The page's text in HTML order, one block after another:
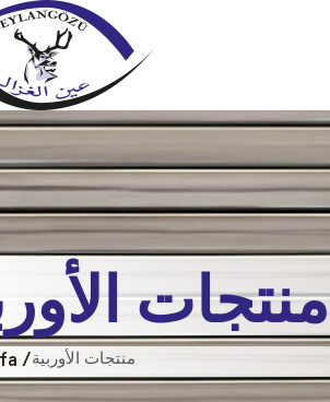
منتجات
/ منتجات الأوربية